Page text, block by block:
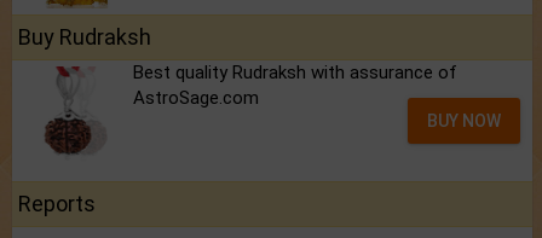
Buy Rudraksh
Best quality Rudraksh with assurance of
AstroSage.com
BUY NOW
Reports